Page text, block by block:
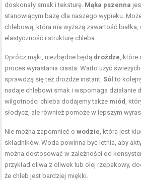
doskonały smak i teksturę. Mąka pszenna
stanowiącym bazę dla naszego wypieku.
chlebową, która ma wyższą zawartość
elastyczność i strukturę chleba.
Oprócz mąki, niezbędne będą drożdże ,
proces wyrastania ciasta. Warto użyć
sprawdzą się też drożdże instant. Sól to
nadaje chlebowi smak i wspomaga działanie
wilgotności chleba dodajemy także miód ,
słodycz, ale również pomoże w lepszym
Nie można zapomnieć owodzie , która jest
składników. Woda powinna być letnia, aby
można dostosować w zależności od
przykład oliwa z oliwek lub olej rzepakowy,
że chleb jest bardziej miękki.